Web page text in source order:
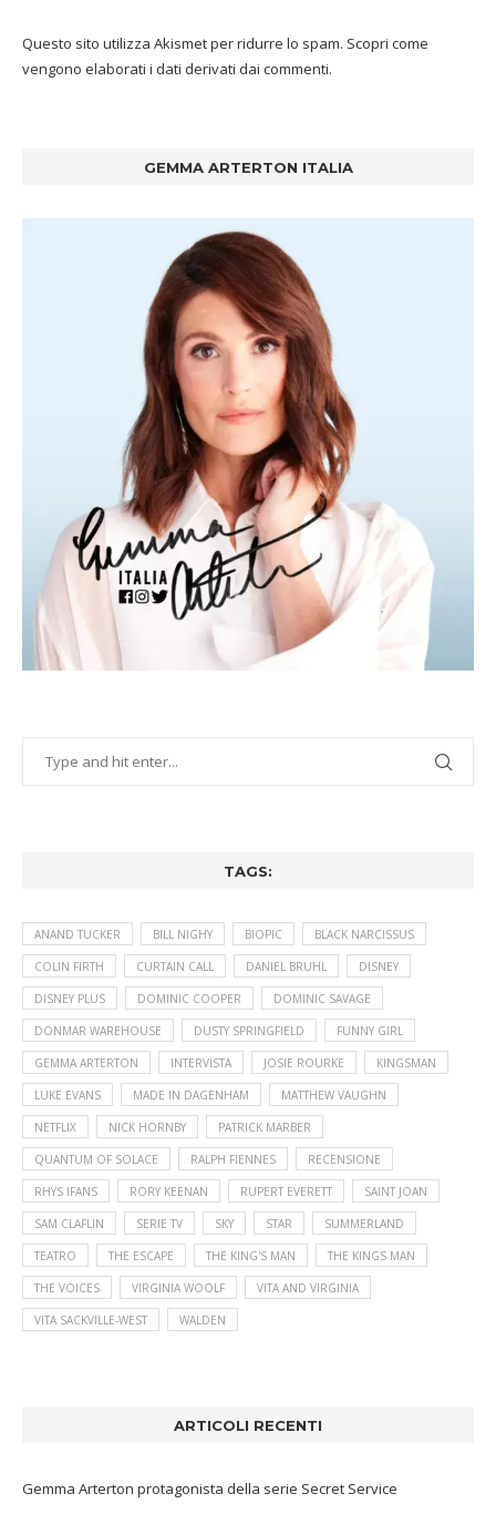
Questo sito utilizza Akismet per ridurre lo spam. Scopri come
vengono elaborati i dati derivati dai commenti.
GEMMA ARTERTON ITALIA
TAGS:
ANAND TUCKER BILL NIGHY BIOPIC BLACK NARCISSUS
COLIN FIRTH CURTAIN CALL DANIEL BRUHL DISNEY
DISNEY PLUS DOMINIC COOPER DOMINIC SAVAGE
DONMAR WAREHOUSE DUSTY SPRINGFIELD FUNNY GIRL
GEMMA ARTERTON INTERVISTA JOSIE ROURKE KINGSMAN
LUKE EVANS MADE IN DAGENHAM MATTHEW VAUGHN
NETFLIX NICK HORNBY PATRICK MARBER
QUANTUM OF SOLACE RALPH FIENNES RECENSIONE
RHYS IFANS RORY KEENAN RUPERT EVERETT SAINT JOAN
SAM CLAFLIN SERIE TV SKY STAR SUMMERLAND
TEATRO THE ESCAPE THE KING'S MAN THE KINGS MAN
THE VOICES VIRGINIA WOOLF VITA AND VIRGINIA
VITA SACKVILLE-WEST WALDEN
ARTICOLI RECENTI
Gemma Arterton protagonista della serie Secret Service